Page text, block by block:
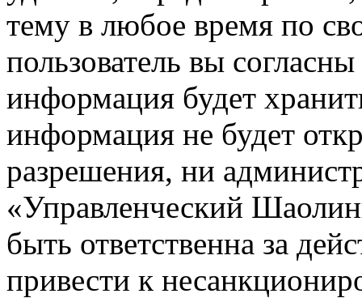
тему в любое время по
пользователь вы
информация будет
информация не будет
разрешения, ни
«Управленческий
быть ответственна за
привести к